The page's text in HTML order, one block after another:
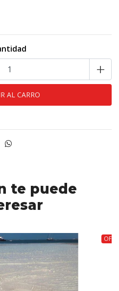
+
te puede